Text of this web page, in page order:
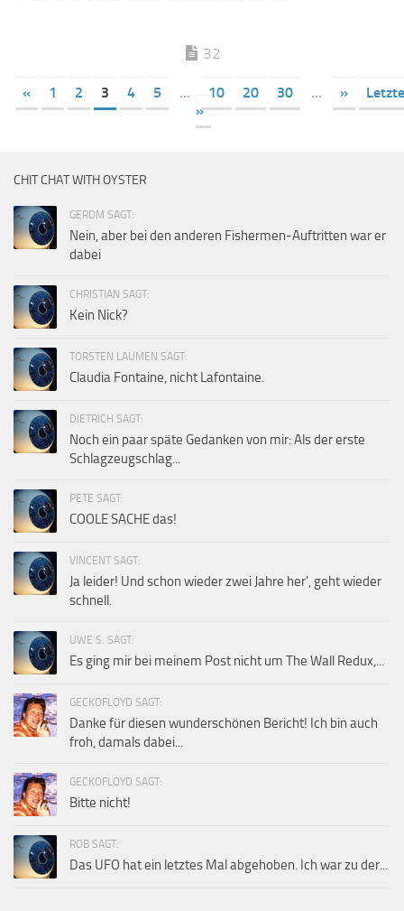
32
« 1 2 3 4 5 ... 10 20 30 ... »
Letzte
»
CHIT CHAT WITH OYSTER
GERDM SAGT:
Nein, aber bei den anderen Fishermen-Auftritten war er
dabei
CHRISTIAN SAGT:
Kein Nick?
TORSTEN LAUMEN SAGT:
Claudia Fontaine, nicht Lafontaine.
DIETRICH SAGT:
Noch ein paar späte Gedanken von mir: Als der erste
Schlagzeugschlag...
PETE SAGT:
COOLE SACHE das!
VINCENT SAGT:
Ja leider! Und schon wieder zwei Jahre her', geht wieder
schnell.
UWE S. SAGT:
Es ging mir bei meinem Post nicht um The Wall Redux,...
GECKOFLOYD SAGT:
Danke für diesen wunderschönen Bericht! Ich bin auch
froh, damals dabei...
GECKOFLOYD SAGT:
Bitte nicht!
ROB SAGT:
Das UFO hat ein letztes Mal abgehoben. Ich war zu der...